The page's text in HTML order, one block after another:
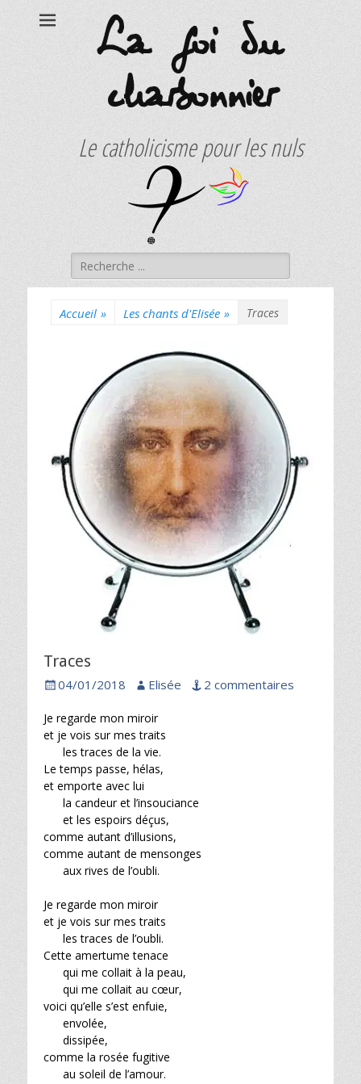
La foi du
charbonnier
Le catholicisme pour les nuls
Rechercher :
Accueil » Les chants d'Elisée » Traces
Traces
Posted
04/01/2018 Author
Elisée 2 commentaires
Je regarde mon miroir
et je vois sur mes traits
les traces de la vie.
Le temps passe, hélas,
et emporte avec lui
la candeur et l’insouciance
et les espoirs déçus,
comme autant d’illusions,
comme autant de mensonges
aux rives de l’oubli.
Je regarde mon miroir
et je vois sur mes traits
les traces de l’oubli.
Cette amertume tenace
qui me collait à la peau,
qui me collait au cœur,
voici qu’elle s’est enfuie,
envolée,
dissipée,
comme la rosée fugitive
au soleil de l’amour.